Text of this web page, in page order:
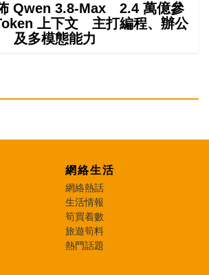
Qwen 3.8-Max 2.4 萬億參
上下文 主打編程、辦公
及多模態能力
網絡生活
網絡熱話
生活情報
筍買着數
旅遊筍料
熱門話題